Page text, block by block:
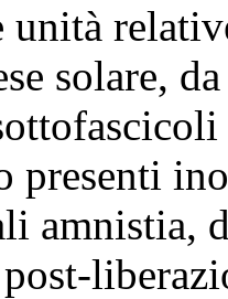
solare,
presenti
amnistia,